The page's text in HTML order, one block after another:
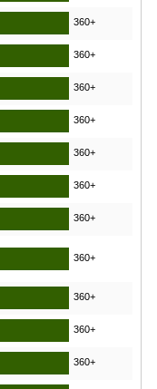
360+
360+
360+
360+
360+
360+
360+
360+
360+
360+
360+